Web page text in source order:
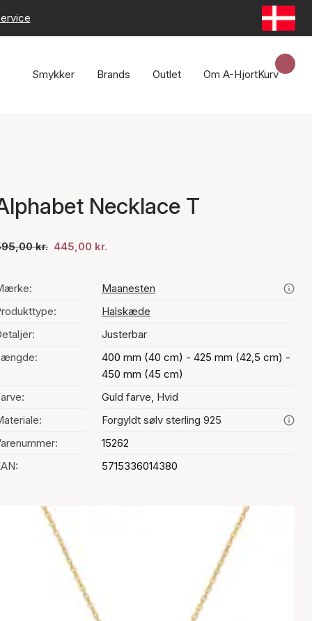
Smykker Brands Outlet Om A-HjortKurv
Necklace T
kr. 445,00 kr.
Maanesten
Halskæde
Justerbar
400 mm (40 cm) - 425 mm (42,5 cm) -
450 mm (45 cm)
Guld farve, Hvid
Forgyldt sølv sterling 925
15262
5715336014380
af farve